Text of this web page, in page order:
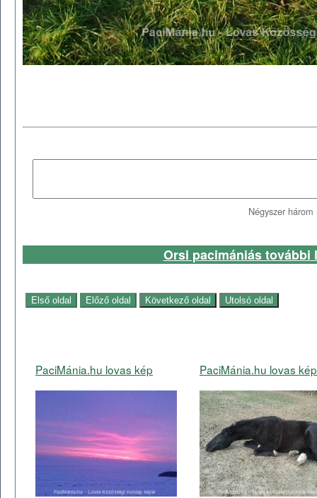
Négyszer
Orsi pacimániás további
PaciMánia.hu lovas kép PaciMánia.hu lovas kép